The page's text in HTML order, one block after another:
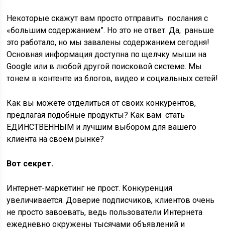
Некоторые скажут вам просто отправить послания с
«большим содержанием”. Но это не ответ. Да, раньше
это работало, но мы завалены содержанием сегодня!
Основная информация доступна по щелчку мыши на
Google или в любой другой поисковой системе. Мы
тонем в контенте из блогов, видео и социальных сетей!
Как вы можете отделиться от своих конкурентов,
предлагая подобные продукты? Как вам стать
ЕДИНСТВЕННЫМ и лучшим выбором для вашего
клиента на своем рынке?
Вот секрет.
Интернет-маркетинг не прост. Конкуренция
увеличивается. Доверие подписчиков, клиентов очень
не просто завоевать, ведь пользователи Интернета
ежедневно окружены тысячами объявлений и